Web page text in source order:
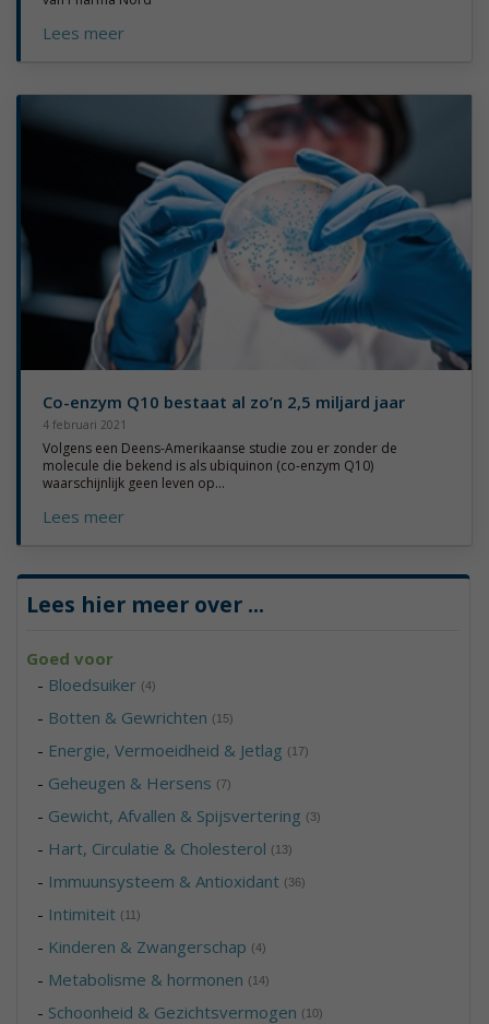
Lees meer
Co-enzym Q10 bestaat al zo’n 2,5 miljard jaar
4 februari 2021
Volgens een Deens-Amerikaanse studie zou er zonder de
molecule die bekend is als ubiquinon (co-enzym Q10)
waarschijnlijk geen leven op...
Lees meer
Lees hier meer over ...
Goed voor
- Bloedsuiker (4)
- Botten & Gewrichten (15)
- Energie, Vermoeidheid & Jetlag (17)
- Geheugen & Hersens (7)
- Gewicht, Afvallen & Spijsvertering (3)
- Hart, Circulatie & Cholesterol (13)
- Immuunsysteem & Antioxidant (36)
- Intimiteit (11)
- Kinderen & Zwangerschap (4)
- Metabolisme & hormonen (14)
- Schoonheid & Gezichtsvermogen (10)